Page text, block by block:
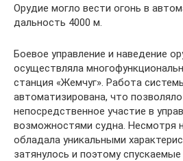
Орудие могло вести огонь в
дальность 4000 м.
Боевое управление и наведение
осуществляла
станция «Жемчуг». Работа
автоматизирована, что
непосредственное участие в
возможностями судна. Несмотря
обладала уникальными
затянулось и поэтому